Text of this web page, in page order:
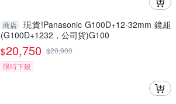
商店
現貨!Panasonic G100D+12-32mm 鏡組
(G100D+1232，公司貨)G100
$20,750 $20,900
限時下殺